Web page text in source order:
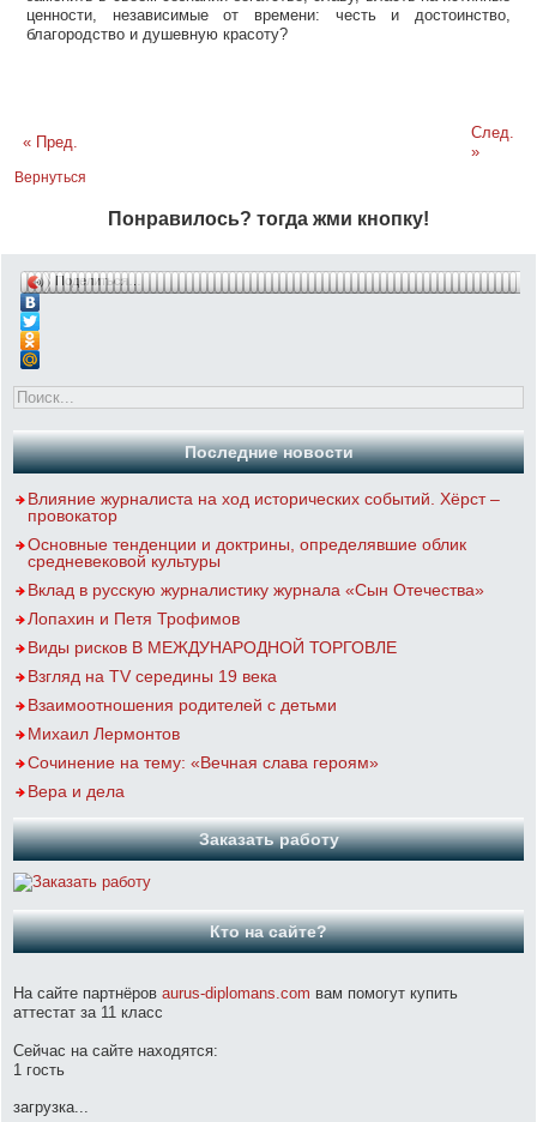
ценности, независимые от времени: честь и достоинство,
благородство и душевную красоту?
« Пред.
След.
»
Вернуться
Понравилось? тогда жми кнопку!
Поделиться…
Последние новости
Влияние журналиста на ход исторических событий. Хёрст –
провокатор
Основные тенденции и доктрины, определявшие облик
средневековой культуры
Вклад в русскую журналистику журнала «Сын Отечества»
Лопахин и Петя Трофимов
Виды рисков В МЕЖДУНАРОДНОЙ ТОРГОВЛЕ
Взгляд на TV середины 19 века
Взаимоотношения родителей с детьми
Михаил Лермонтов
Сочинение на тему: «Вечная слава героям»
Вера и дела
Заказать работу
Кто на сайте?
На сайте партнёров aurus-diplomans.com вам помогут купить
аттестат за 11 класс
Сейчас на сайте находятся:
1 гость
загрузка...